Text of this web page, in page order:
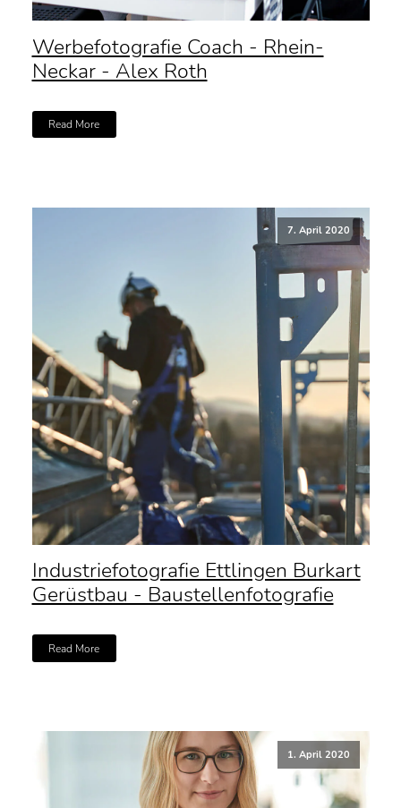
Werbefotografie Coach - Rhein-
Neckar - Alex Roth
Read More
7. April 2020
Industriefotografie Ettlingen Burkart
Gerüstbau - Baustellenfotografie
Read More
1. April 2020